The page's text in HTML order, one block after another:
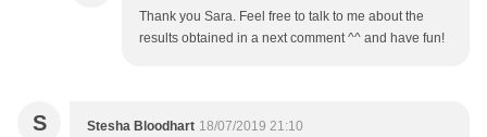
Thank you Sara. Feel free to talk to me about the
results obtained in a next comment ^^ and have fun!
S Stesha Bloodhart 18/07/2019 21:10